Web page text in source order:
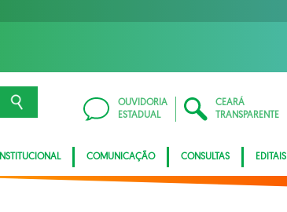
OUVIDORIA
ESTADUAL
CEARÁ
TRANSPARENTE
INSTITUCIONAL COMUNICAÇÃO CONSULTAS EDITAIS